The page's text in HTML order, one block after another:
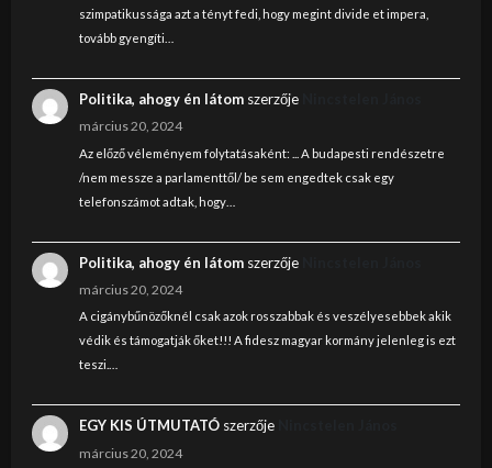
szimpatikussága azt a tényt fedi, hogy megint divide et impera,
tovább gyengíti…
Politika, ahogy én látomszerzője
március 20, 2024
Az előző véleményem folytatásaként: ... A budapesti rendészetre
/nem messze a parlamenttől/ be sem engedtek csak egy
telefonszámot adtak, hogy…
Politika, ahogy én látomszerzője
március 20, 2024
A cigánybűnözőknél csak azok rosszabbak és veszélyesebbek akik
védik és támogatják őket!!! A fidesz magyar kormány jelenleg is ezt
teszi.…
EGY KIS ÚTMUTATÓszerzője
március 20, 2024